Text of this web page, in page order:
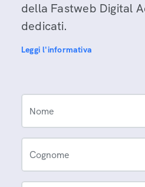
della Fastweb Digital
dedicati.
Leggi l'informativa
Nome
Cognome